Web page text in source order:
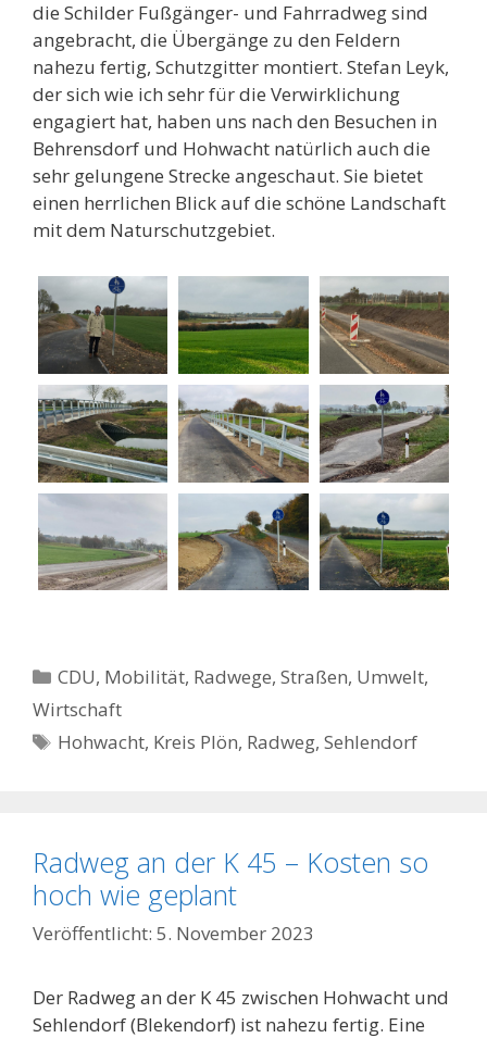
die Schilder Fußgänger- und Fahrradweg sind
angebracht, die Übergänge zu den Feldern
nahezu fertig, Schutzgitter montiert. Stefan Leyk,
der sich wie ich sehr für die Verwirklichung
engagiert hat, haben uns nach den Besuchen in
Behrensdorf und Hohwacht natürlich auch die
sehr gelungene Strecke angeschaut. Sie bietet
einen herrlichen Blick auf die schöne Landschaft
mit dem Naturschutzgebiet.
Kategorien
CDU, Mobilität, Radwege, Straßen, Umwelt,
Wirtschaft
Schlagwörter
Hohwacht, Kreis Plön, Radweg,Sehlendorf
Radweg an der K 45 – Kosten so
hoch wie geplant
5. November 2023
Der Radweg an der K 45 zwischen Hohwacht und
Sehlendorf (Blekendorf) ist nahezu fertig. Eine